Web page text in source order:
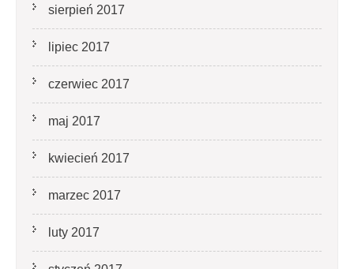
sierpień 2017
lipiec 2017
czerwiec 2017
maj 2017
kwiecień 2017
marzec 2017
luty 2017